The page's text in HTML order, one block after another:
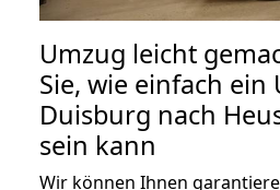
Umzug leicht
Sie, wie einfach ein
Duisburg nach
sein kann
Wir können Ihnen